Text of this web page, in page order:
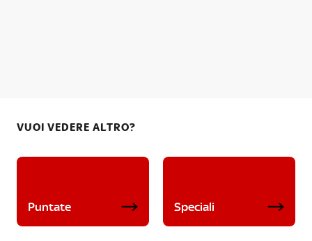
VUOI VEDERE ALTRO?
Puntate Speciali